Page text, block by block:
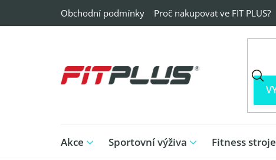
Obchodní podmínky Proč nakupovat ve FIT PLUS?
Akce Sportovní výživa Fitness stroje